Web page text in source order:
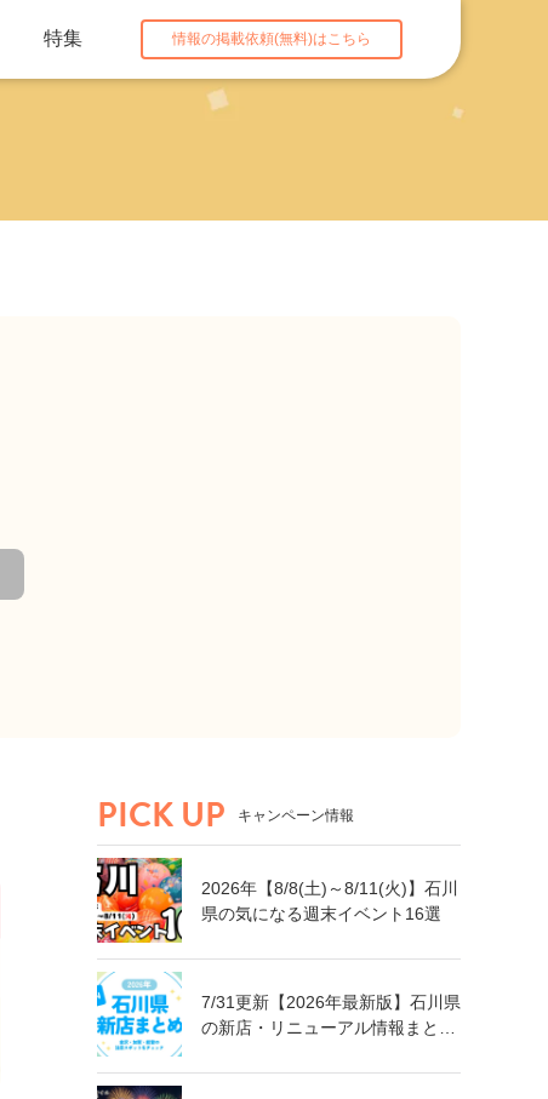
特集 情報の掲載依頼(無料)はこちら
PICK UP キャンペーン情報
2026年【8/8(土)～8/11(火)】石川
県の気になる週末イベント16選
7/31更新【2026年最新版】石川県
の新店・リニューアル情報まとめ
トをチェック！